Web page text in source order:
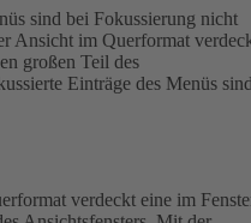
sind bei Fokussierung nicht
Ansicht im Querformat
großen Teil des
Einträge des Menüs
verdeckt eine im